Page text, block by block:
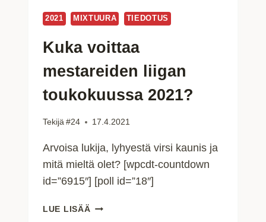
2021 MIXTUURA TIEDOTUS
Kuka voittaa
mestareiden liigan
toukokuussa 2021?
Tekijä#24 17.4.2021
Arvoisa lukija, lyhyestä virsi kaunis ja
mitä mieltä olet? [wpcdt-countdown
id=”6915″] [poll id=”18″]
LUE LISÄÄ KUKA